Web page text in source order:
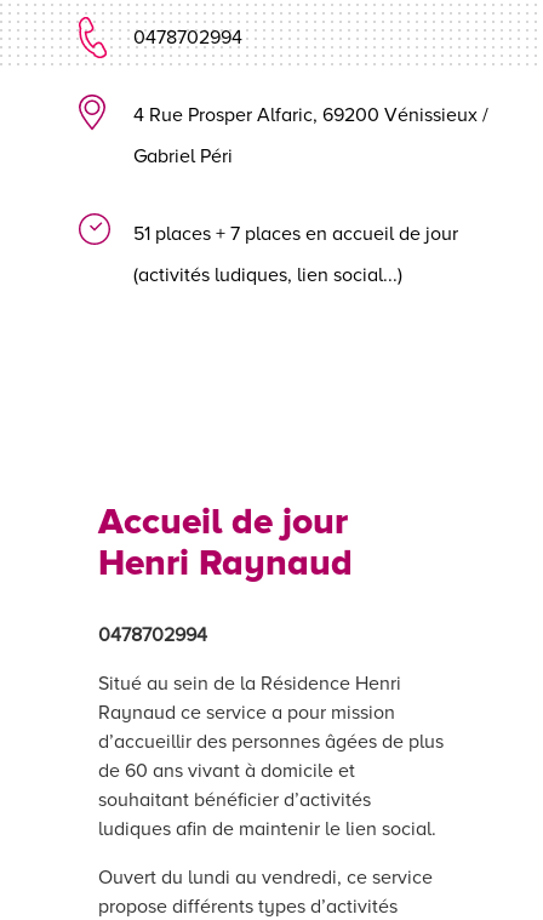
0478702994
4 Rue Prosper Alfaric, 69200 Vénissieux /
Gabriel Péri
51 places + 7 places en accueil de jour
(activités ludiques, lien social...)
Accueil de jour
Henri Raynaud
0478702994
Situé au sein de la Résidence Henri
Raynaud ce service a pour mission
d’accueillir des personnes âgées de plus
de 60 ans vivant à domicile et
souhaitant bénéficier d’activités
ludiques afin de maintenir le lien social.
Ouvert du lundi au vendredi, ce service
propose différents types d’activités